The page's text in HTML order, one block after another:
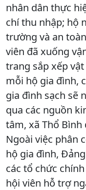
nhân dân thực
chí thu nhập; hộ
trường và an
viên đã xuống
trang sắp xếp
mỗi hộ gia đình,
gia đình sạch sẽ
qua các nguồn
tâm, xã Thổ
Ngoài việc phân
hộ gia đình,
các tổ chức
hội viên hỗ trợ